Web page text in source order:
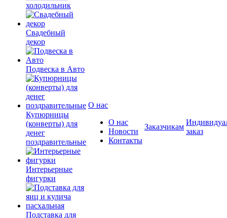
холодильник
Свадебный
декор
Подвеска в Авто
Купюрницы
(конверты) для
денег
поздравительные
Интерьерные
фигурки
Подставка для
О нас
О нас
Новости
Контакты
Заказчикам
заказ